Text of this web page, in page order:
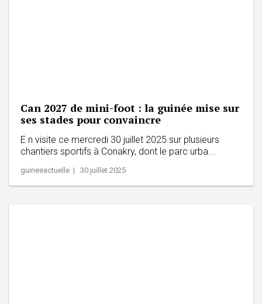
Can 2027 de mini-foot : la guinée mise sur
ses stades pour convaincre
E n visite ce mercredi 30 juillet 2025 sur plusieurs
chantiers sportifs à Conakry, dont le parc urba...
guineeactuelle | 30 juillet 2025